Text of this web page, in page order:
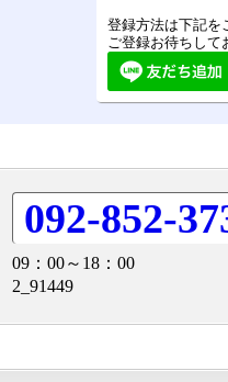
登録方法は下記を
ご登録お待ちして
092-852-
09：00～18：00
2_91449